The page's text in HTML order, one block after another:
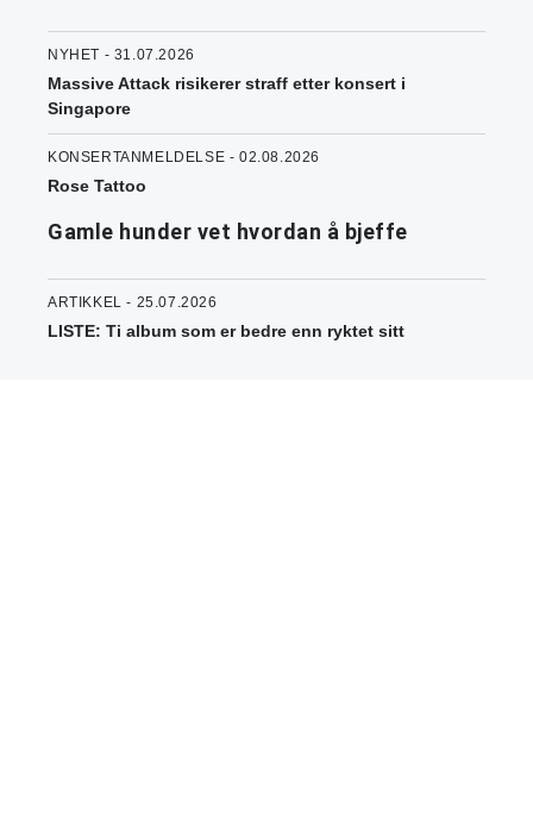
NYHET - 31.07.2026
Massive Attack risikerer straff etter konsert i
Singapore
KONSERTANMELDELSE - 02.08.2026
Rose Tattoo
Gamle hunder vet hvordan å bjeffe
ARTIKKEL - 25.07.2026
LISTE: Ti album som er bedre enn ryktet sitt